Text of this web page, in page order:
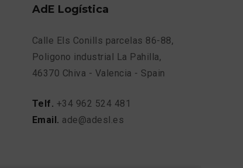
AdE Logística
Calle Els Conills parcelas 86-88,
Poligono industrial La Pahilla,
46370 Chiva - Valencia - Spain
Telf. +34 962 524 481
Email. ade@adesl.es